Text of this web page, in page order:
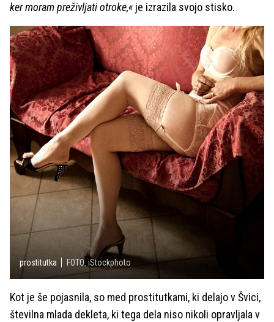
ker moram preživljati otroke,« je izrazila svojo stisko.
prostitutka FOTO: iStockphoto
Kot je še pojasnila, so med prostitutkami, ki delajo v Švici,
številna mlada dekleta, ki tega dela niso nikoli opravljala v